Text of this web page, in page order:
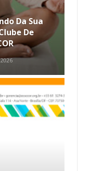
Da Sua
De